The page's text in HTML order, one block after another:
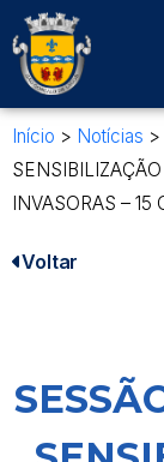
Início > Notícias >
INVASORAS – 15
Voltar